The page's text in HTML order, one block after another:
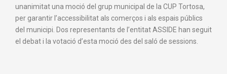
unanimitat una moció del grup municipal de la CUP Tortosa,
per garantir l’accessibilitat als comerços i als espais públics
del municipi. Dos representants de l’entitat ASSIDE han seguit
el debat i la votació d’esta moció des del saló de sessions.